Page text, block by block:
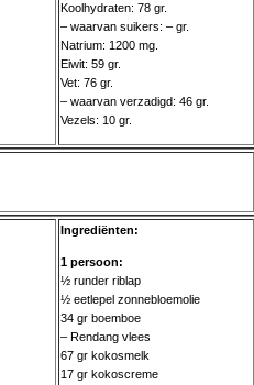
Koolhydraten: 78 gr.
– waarvan suikers: – gr.
Natrium: 1200 mg.
Eiwit: 59 gr.
Vet: 76 gr.
– waarvan verzadigd: 46 gr.
Vezels: 10 gr.
Ingrediënten:
1 persoon:
½ runder riblap
½ eetlepel zonnebloemolie
34 gr boemboe
– Rendang vlees
67 gr kokosmelk
17 gr kokoscreme